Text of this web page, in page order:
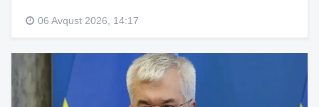
06 Avqust 2026, 14:17